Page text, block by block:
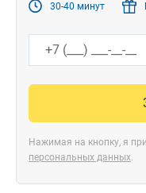
30-40 минут
Нажимая на кнопку, я
персональных данных.